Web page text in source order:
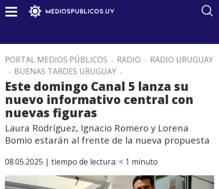
PORTAL MEDIOS PÚBLICOS . RADIO . RADIO URUGUAY
. BUENAS TARDES URUGUAY .
Este domingo Canal 5 lanza su
nuevo informativo central con
nuevas figuras
Laura Rodríguez, Ignacio Romero y Lorena
Bomio estarán al frente de la nueva propuesta
08.05.2025 | tiempo de lectura: < 1 minuto